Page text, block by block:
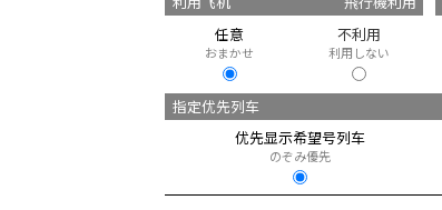
任意
おまかせ
不利用
利用しない
指定优先列车
优先显示希望号列车
のぞみ優先